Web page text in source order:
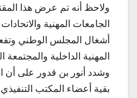
ولاحظ أنه تم عرض هذا
الجامعات المهنية
المهنية الداخلية
وشدد أنور بن قدور على أن
بقية أعضاء المكتب